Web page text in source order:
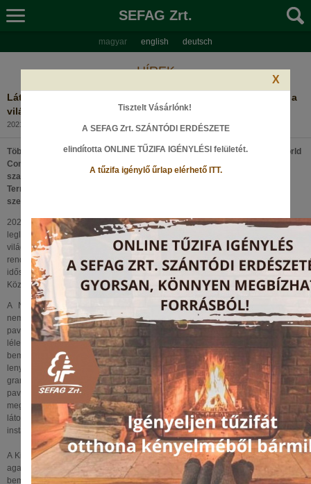
SEFAG Zrt.
magyar english deutsch
HÍREK
Látványos kiállításokkal és programokkal nyitja meg kapuit a
világkiállítás!
2021. szeptember 20., Hétfő
Többek között kutyás- és lovasbemutatókkal, óriásakváriumokkal, a World
Conservation Forum megnyitójával, koncertekkel, valamint számos
szakmai és szórakoztató programmal várják az érdeklődőket az „Egy a
Természettel” Vadászati és Természeti Világkiállítás nyitóhétvégéjén,
szeptember 25-én és 26-án a budapesti HUNGEXPO-n.
2021. szeptember 25-én megnyitja kapuit a 2021-es év legnagyobb és
leglátványosabb természeti kiállítása. Az 1971-es budapesti vadászati
világkiállítás 50. évfordulójának emléket állító, nagyszabású
rendezvénysorozat központi helyszíne a főváros szívében található, az elmúlt
időszakban teljesen megújult HUNGEXPO Budapest Kongresszusi és Kiállítási
Központ lesz.
A Nemzetközi Csarnokban a világ minden tájáról érkező országok és
nemzetközi szervezetek látványos standjait tekinthetik meg a látogatók, a H
pavilonban pedig megnyílik a magyar vadászati kultúra évszázadait bemutató,
lélegzetelállító Központi Magyar Kiállítás. A C pavilonban interaktív innovációs
bemutatók, a D pavilonban a hal, a víz és az ember kapcsolatát bemutató
lenyűgöző installációk és óriásakváriumok, a G pavilonban pedig egy
grandiózus trófeakiállítás és csodálatos diorámák várják az érdeklődőket. Az F
pavilonban egy magával ragadó kalandösvényen áthaladva, interaktív
megoldások által ismerhetjük meg a hagyományos vadászati módokat. A
látogatók megcsodálhatják Szőke Gábor Miklós világkiállításra készült művészi
installációit is, köztük a monumentális, hullajtott agancsokból épített Totemet.
A Kincsem Park ad otthont a látványos programot ígérő lovasgálának, emellett
agarász- és solymászbemutatót, valamint elöltöltő fegyveres és vadászíjász-
bemutatót is láthatnak az érdeklődők.
X
Tisztelt Vásárlónk!
A SEFAG Zrt. SZÁNTÓDI ERDÉSZETE
elindította ONLINE TŰZIFA IGÉNYLÉSI felületét.
A tűzifa igénylő űrlap elérhető ITT.